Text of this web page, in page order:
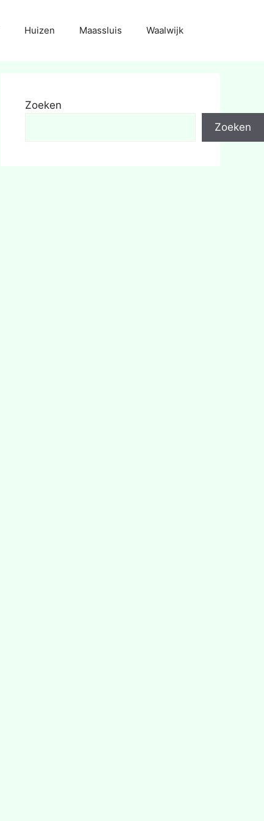
Huizen Maassluis Waalwijk
Zoeken
Zoeken